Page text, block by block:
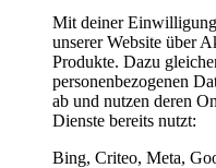
Mit deiner
unserer Website über
Produkte. Dazu
personenbezogenen
ab und nutzen deren
Dienste bereits nutzt:
Bing, Criteo, Meta,